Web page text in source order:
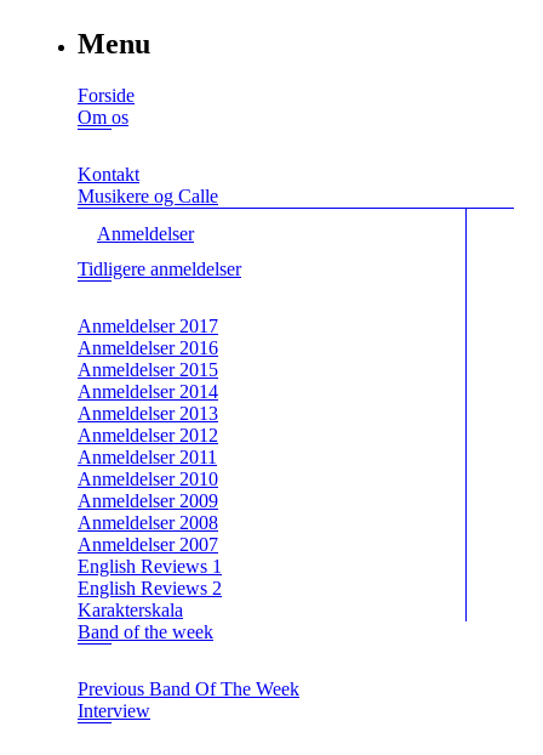
Menu
Forside
Om os
Kontakt
Musikere og Calle
Anmeldelser
Tidligere anmeldelser
Anmeldelser 2017
Anmeldelser 2016
Anmeldelser 2015
Anmeldelser 2014
Anmeldelser 2013
Anmeldelser 2012
Anmeldelser 2011
Anmeldelser 2010
Anmeldelser 2009
Anmeldelser 2008
Anmeldelser 2007
English Reviews 1
English Reviews 2
Karakterskala
Band of the week
Previous Band Of The Week
Interview